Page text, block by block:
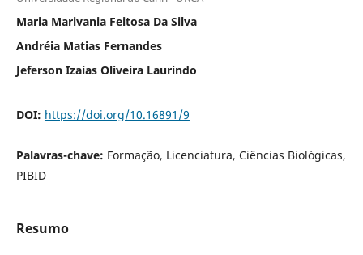
Maria Marivania Feitosa Da Silva
Andréia Matias Fernandes
Jeferson Izaías Oliveira Laurindo
DOI: https://doi.org/10.16891/9
Palavras-chave: Formação, Licenciatura, Ciências Biológicas,
PIBID
Resumo